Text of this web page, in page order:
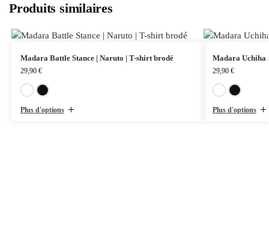
Produits similaires
Madara Battle Stance | Naruto | T-shirt brodé
29,90 €
Plus d'options
Madara Uchiha
29,90 €
Plus d'options